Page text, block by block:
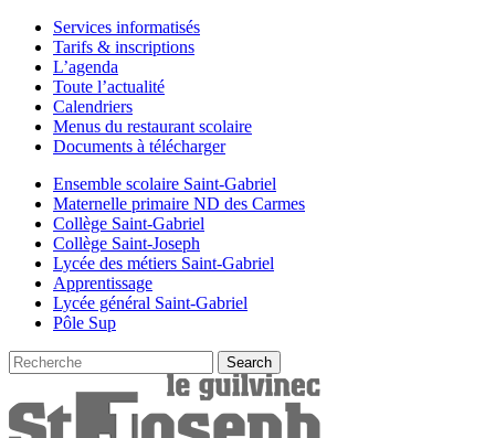
Services informatisés
Tarifs & inscriptions
L’agenda
Toute l’actualité
Calendriers
Menus du restaurant scolaire
Documents à télécharger
Ensemble scolaire Saint-Gabriel
Maternelle primaire ND des Carmes
Collège Saint-Gabriel
Collège Saint-Joseph
Lycée des métiers Saint-Gabriel
Apprentissage
Lycée général Saint-Gabriel
Pôle Sup